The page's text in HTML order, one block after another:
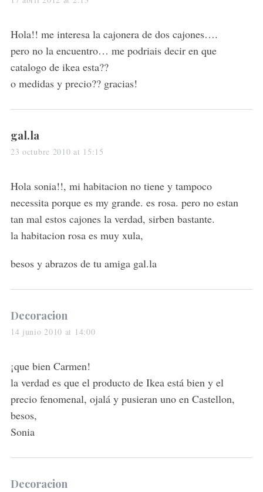
s
:
Hola!! me interesa la cajonera de dos cajones….
pero no la encuentro… me podriais decir en que
catalogo de ikea esta??
o medidas y precio?? gracias!
s
a
s
:
gal.la
23 octubre 2010 at 15:15
Hola sonia!!, mi habitacion no tiene y tampoco
necessita porque es my grande. es rosa. pero no estan
tan mal estos cajones la verdad, sirben bastante.
la habitacion rosa es muy xula,
besos y abrazos de tu amiga gal.la
s
a
s
:
Decoracion
14 junio 2010 at 14:00
¡que bien Carmen!
la verdad es que el producto de Ikea está bien y el
precio fenomenal, ojalá y pusieran uno en Castellon,
besos,
Sonia
s
Decoracion